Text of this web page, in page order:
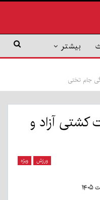
بیشتر
جام تختی
کشتی آزاد و
ورزش ویژه